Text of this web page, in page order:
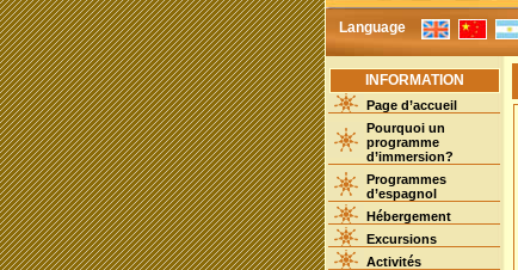
Language
INFORMATION
Page d’accueil
Pourquoi un
programme
d’immersion?
Programmes
d’espagnol
Hébergement
Excursions
Activités